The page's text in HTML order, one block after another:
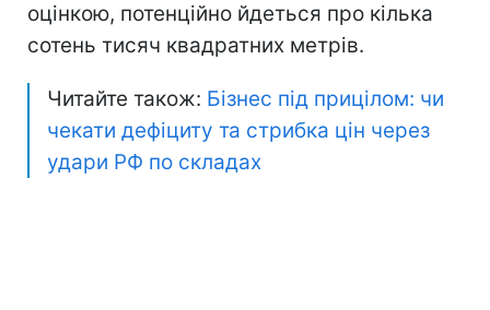
оцінкою, потенційно йдеться про кілька
сотень тисяч квадратних метрів.
Читайте також: Бізнес під прицілом: чи
чекати дефіциту та стрибка цін через
удари РФ по складах